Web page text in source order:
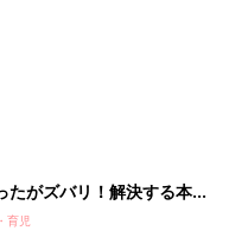
たがズバリ！解決する本
ラブ 秋号』 4カ月～2才
育児